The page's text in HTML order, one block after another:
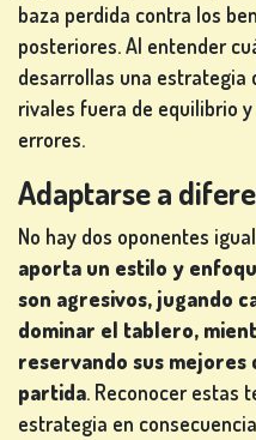
baza perdida contra los
posteriores. Al entender
desarrollas una estrategia
rivales fuera de equilibrio
errores.
Adaptarse a
No hay dos oponentes
aporta un estilo y
son agresivos, jugando
dominar el tablero,
reservando sus
partida. Reconocer estas
estrategia en